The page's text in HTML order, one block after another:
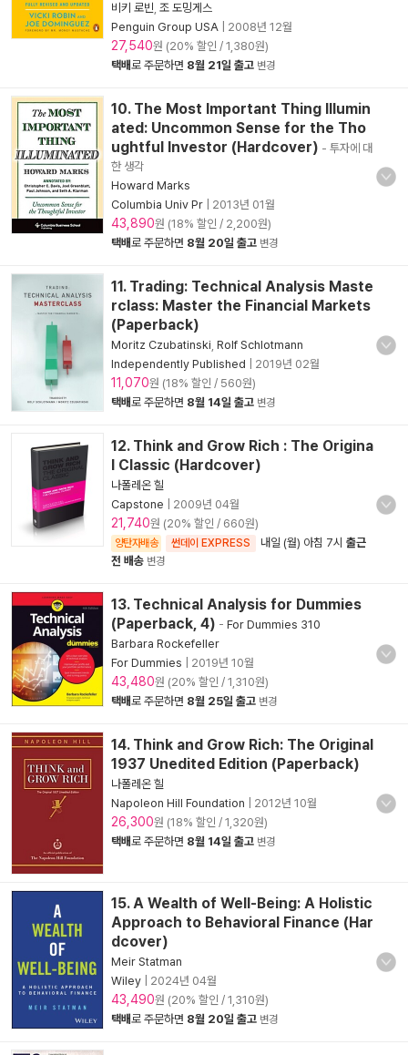
비키 로빈 조 도밍게스
Penguin Group USA
2008년 12월
27,540원 (20% 할인 / 1,380원)
택배로 주문하면 8월 21일 출고 변경
10. The Most Important Thing Illumin
ated: Uncommon Sense for the Tho
ughtful Investor (Hardcover) - 투자에 대
한 생각
Howard Marks
Columbia Univ Pr
2013년 01월
43,890원 (18% 할인 / 2,200원)
택배로 주문하면 8월 20일 출고 변경
11. Trading: Technical Analysis Maste
rclass: Master the Financial Markets
(Paperback)
Moritz Czubatinski Rolf Schlotmann
Independently Published
2019년 02월
11,070원 (18% 할인 / 560원)
택배로 주문하면 8월 14일 출고 변경
12. Think and Grow Rich : The Origina
l Classic (Hardcover)
나폴레온 힐
Capstone
2009년 04월
21,740원 (20% 할인 / 660원)
양탄자배송 썬데이 EXPRESS 내일 (월) 아침 7시 출근
전 배송 변경
13. Technical Analysis for Dummies
(Paperback, 4) - For Dummies 310
Barbara Rockefeller
For Dummies
2019년 10월
43,480원 (20% 할인 / 1,310원)
택배로 주문하면 8월 25일 출고 변경
14. Think and Grow Rich: The Original
1937 Unedited Edition (Paperback)
나폴레온 힐
Napoleon Hill Foundation
2012년 10월
26,300원 (18% 할인 / 1,320원)
택배로 주문하면 8월 14일 출고 변경
15. A Wealth of Well-Being: A Holistic
Approach to Behavioral Finance (Har
dcover)
Meir Statman
Wiley
2024년 04월
43,490원 (20% 할인 / 1,310원)
택배로 주문하면 8월 20일 출고 변경